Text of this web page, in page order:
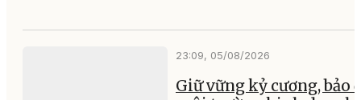
23:09, 05/08/2026
Giữ vững kỷ cương, bảo